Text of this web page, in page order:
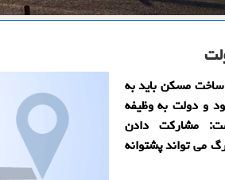
ساخت مسكن باید به
و دولت به وظیفه
مشاركت دادن
می تواند پشتوانه